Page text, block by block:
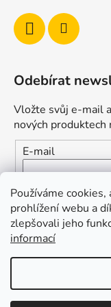
Používáme
prohlížení webu a
zlepšovali jeho
informací
Odebírat
Vložte svůj e-mail
nových produktech
E-mail
Vložením e-
osobních údajů
PŘIHLÁSIT SE